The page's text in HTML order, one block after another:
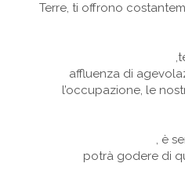
Terre, ti offrono
affluenza di
l’occupazione, le
, è
potrà godere di